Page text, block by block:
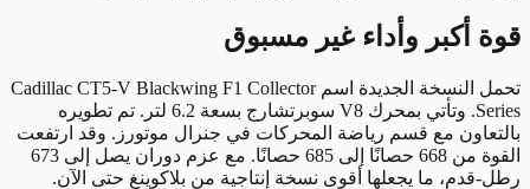
قوة أكبر وأداء غير مسبوق
تحمل النسخة الجديدة اسم Cadillac CT5-V Blackwing F1 Collector
Series. وتأتي بمحرك V8 سوبرتشارج بسعة 6.2 لتر. تم تطويره
بالتعاون مع قسم رياضة المحركات في جنرال موتورز. وقد ارتفعت
القوة من 668 حصانًا إلى 685 حصانًا. مع عزم دوران يصل إلى 673
رطل-قدم، ما يجعلها أقوى نسخة إنتاجية من بلاكوينغ حتى الآن.